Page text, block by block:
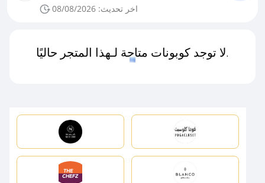
اخر تحديث: 08/08/2026
لا توجد كوبونات متاحة لـهذا المتجر حاليًا.